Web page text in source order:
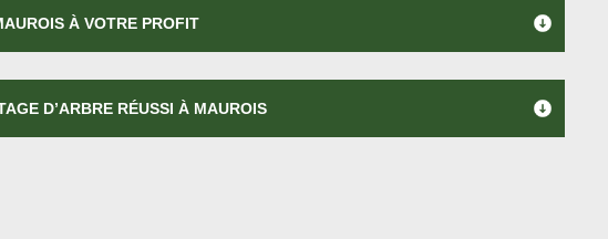
À VOTRE PROFIT
D’ARBRE RÉUSSI À MAUROIS